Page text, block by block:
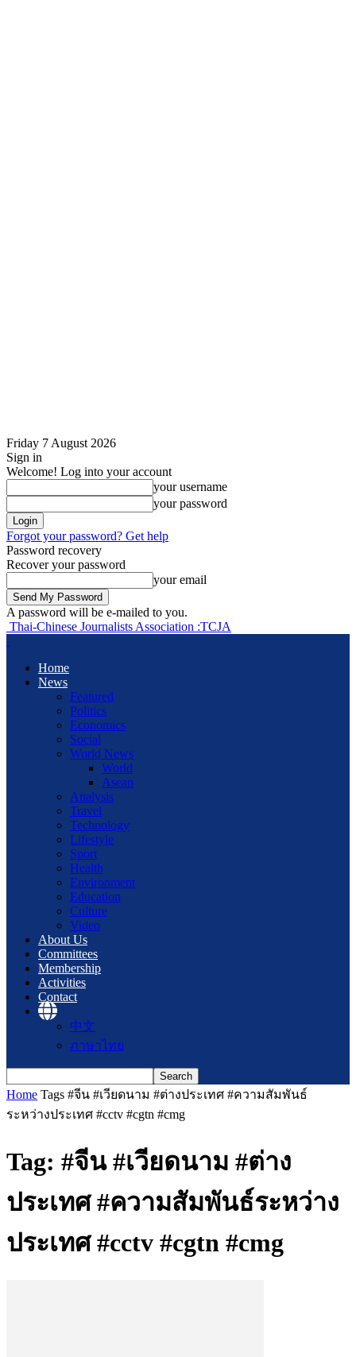
Friday 7 August 2026
Sign in
Welcome! Log into your account
your username
your password
Forgot your password? Get help
Password recovery
Recover your password
your email
A password will be e-mailed to you.
Thai-Chinese Journalists Association :TCJA
Home
News
Featured
Politics
Economics
Social
World News
World
Asean
Analysis
Travel
Technology
Lifestyle
Sport
Health
Environment
Education
Culture
Video
About Us
Committees
Membership
Activities
Contact
中文
ภาษาไทย
Home Tags #จีน #เวียดนาม #ต่างประเทศ #ความสัมพันธ์
ระหว่างประเทศ #cctv #cgtn #cmg
Tag: #จีน #เวียดนาม #ต่าง
ประเทศ #ความสัมพันธ์ระหว่าง
ประเทศ #cctv #cgtn #cmg